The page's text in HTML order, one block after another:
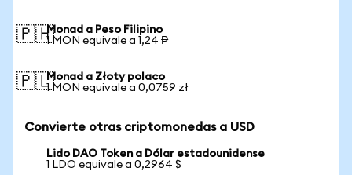
🇵🇭Monad a Peso Filipino
1 MON equivale a 1,24 ₱
🇵🇱Monad a Złoty polaco
1 MON equivale a 0,0759 zł
Convierte otras criptomonedas a USD
Lido DAO Token a Dólar estadounidense
1 LDO equivale a 0,2964 $